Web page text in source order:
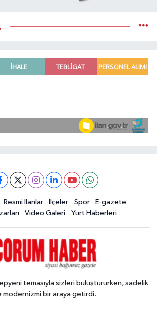
Resmi İlanlar İlçeler Spor
E-gazete
Video Galeri Yurt Haberleri
temasıyla sizleri buluştururken, sadelik
modernizmi bir araya getirdi.